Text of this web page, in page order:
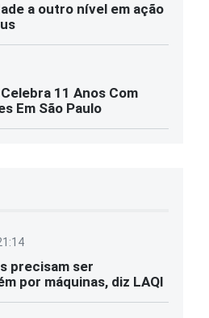
a outro nível em ação
11 Anos Com
Em São Paulo
precisam ser
por máquinas, diz LAQI